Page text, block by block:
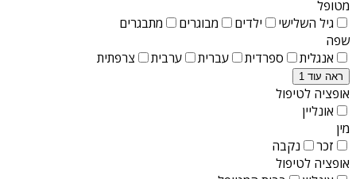
מטופל
גיל השלישי
ילדים מבוגרים
מתבגרים
שפה
אנגלית
ספרדית עברית ערבית צרפתית
ראה עוד 1
אופציה לטיפול
אונליין
מין
זכר
נקבה
אופציה לטיפול